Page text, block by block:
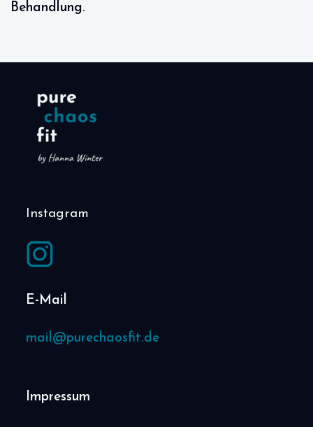
Behandlung.
Instagram
E-Mail
mail@purechaosfit.de
Impressum